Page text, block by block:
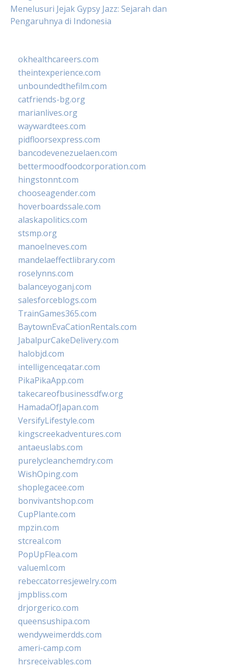
Menelusuri Jejak Gypsy Jazz: Sejarah dan
Pengaruhnya di Indonesia
okhealthcareers.com
theintexperience.com
unboundedthefilm.com
catfriends-bg.org
marianlives.org
waywardtees.com
pidfloorsexpress.com
bancodevenezuelaen.com
bettermoodfoodcorporation.com
hingstonnt.com
chooseagender.com
hoverboardssale.com
alaskapolitics.com
stsmp.org
manoelneves.com
mandelaeffectlibrary.com
roselynns.com
balanceyoganj.com
salesforceblogs.com
TrainGames365.com
BaytownEvaCationRentals.com
JabalpurCakeDelivery.com
halobjd.com
intelligenceqatar.com
PikaPikaApp.com
takecareofbusinessdfw.org
HamadaOfJapan.com
VersifyLifestyle.com
kingscreekadventures.com
antaeuslabs.com
purelycleanchemdry.com
WishOping.com
shoplegacee.com
bonvivantshop.com
CupPlante.com
mpzin.com
stcreal.com
PopUpFlea.com
valueml.com
rebeccatorresjewelry.com
jmpbliss.com
drjorgerico.com
queensushipa.com
wendyweimerdds.com
ameri-camp.com
hrsreceivables.com